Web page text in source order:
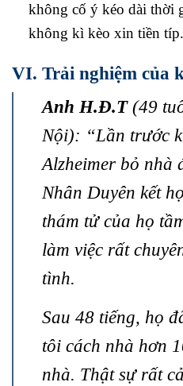
không cố ý kéo dài thời
không kì kèo xin tiền típ.
VI. Trải nghiệm của
Anh H.Đ.T(49
Nội): “Lần trước
Alzheimer bỏ nhà
Nhân Duyên kết
thám tử của họ
làm việc rất
tình.
Sau 48 tiếng, họ
tôi cách nhà hơn
nhà. Thật sự rất